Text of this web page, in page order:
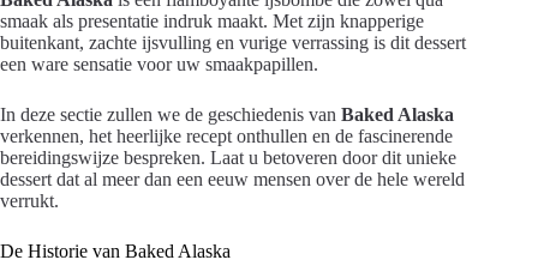
smaak als presentatie indruk maakt. Met zijn knapperige
buitenkant, zachte ijsvulling en vurige verrassing is dit dessert
een ware sensatie voor uw smaakpapillen.
In deze sectie zullen we de geschiedenis van Baked Alaska
verkennen, het heerlijke recept onthullen en de fascinerende
bereidingswijze bespreken. Laat u betoveren door dit unieke
dessert dat al meer dan een eeuw mensen over de hele wereld
verrukt.
De Historie van Baked Alaska